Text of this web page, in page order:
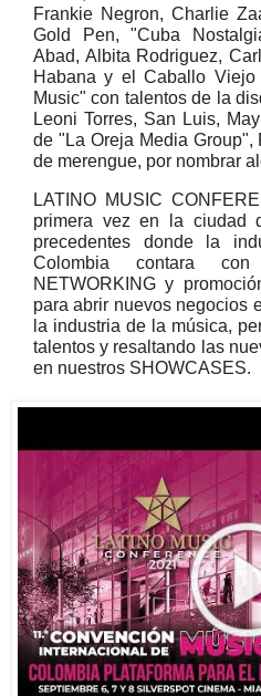
Frankie Negron, Charlie
Gold Pen, "Cuba
Abad, Albita Rodriguez,
Habana y el Caballo Viejo
Music" con talentos de la
Leoni Torres, San Luis,
de "La Oreja Media Group",
de merengue, por nombrar
LATINO MUSIC
primera vez en la ciudad
precedentes donde la
Colombia contara
NETWORKING y
para abrir nuevos negocios
la industria de la música,
talentos y resaltando las
en nuestros SHOWCASES.